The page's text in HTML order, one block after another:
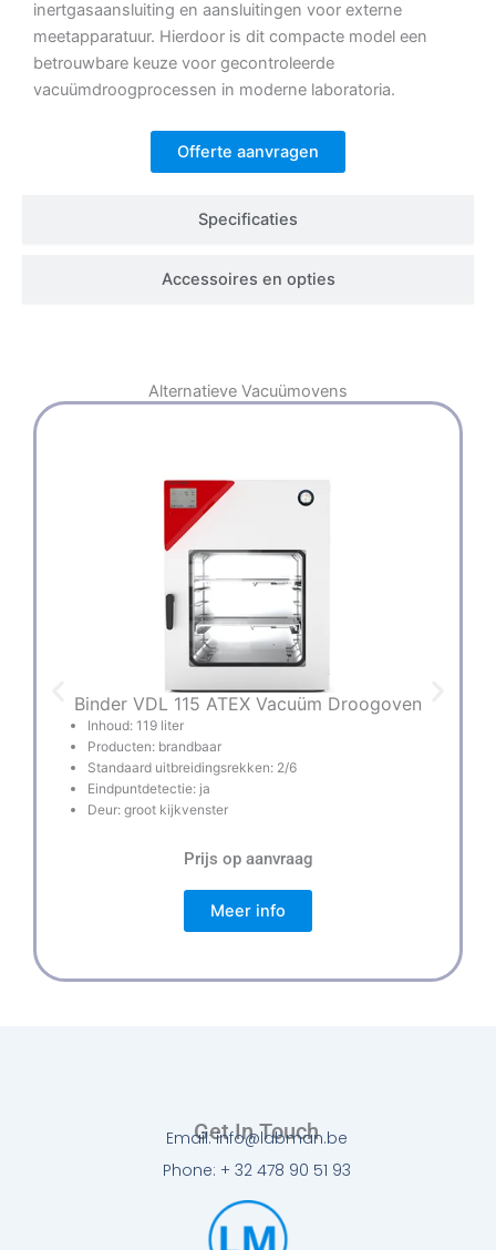
Specificaties
Accessoires en opties
inertgasaansluiting en aansluitingen voor externe
meetapparatuur. Hierdoor is dit compacte model een
betrouwbare keuze voor gecontroleerde
vacuümdroogprocessen in moderne laboratoria.
Offerte aanvragen
Alternatieve Vacuümovens
Binder VDL 115 ATEX Vacuüm Droogoven
Inhoud: 119 liter
Producten: brandbaar
Standaard uitbreidingsrekken: 2/6
Eindpuntdetectie: ja
Deur: groot kijkvenster
Prijs op aanvraag
Meer info
Get In Touch
Email: info@labman.be
Phone: + 32 478 90 51 93